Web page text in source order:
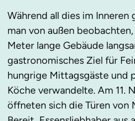
Während all dies im Inneren
man von außen
Meter lange Gebäude
gastronomisches Ziel für
hungrige Mittagsgäste und
Köche verwandelte. Am 11.
öffneten sich die Türen von